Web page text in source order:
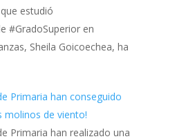
estudió
#GradoSuperior en
Sheila Goicoechea, ha
Primaria han conseguido
molinos de viento!
Primaria han realizado una